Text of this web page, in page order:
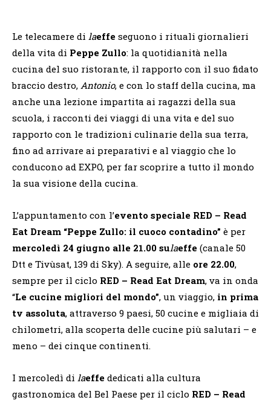
Le telecamere di laeffe seguono i rituali giornalieri
della vita di Peppe Zullo: la quotidianità nella
cucina del suo ristorante, il rapporto con il suo fidato
braccio destro, Antonio, e con lo staff della cucina, ma
anche una lezione impartita ai ragazzi della sua
scuola, i racconti dei viaggi di una vita e del suo
rapporto con le tradizioni culinarie della sua terra,
fino ad arrivare ai preparativi e al viaggio che lo
conducono ad EXPO, per far scoprire a tutto il mondo
la sua visione della cucina.
L’appuntamento con l’evento speciale RED – Read
Eat Dream “Peppe Zullo: il cuoco contadino” è per
mercoledì 24 giugno alle 21.00 sulaeffe (canale 50
Dtt e Tivùsat, 139 di Sky). A seguire, alle ore 22.00,
sempre per il ciclo RED – Read Eat Dream, va in onda
“Le cucine migliori del mondo”, un viaggio, in prima
tv assoluta, attraverso 9 paesi, 50 cucine e migliaia di
chilometri, alla scoperta delle cucine più salutari – e
meno – dei cinque continenti.
I mercoledì di laeffe dedicati alla cultura
gastronomica del Bel Paese per il ciclo RED – Read